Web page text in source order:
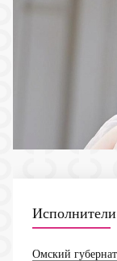
Исполнители
Омский